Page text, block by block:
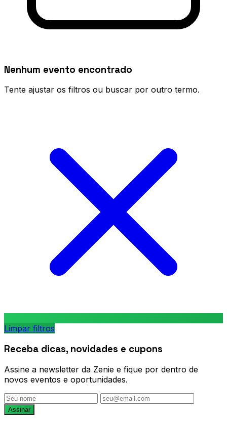
Nenhum evento encontrado
Tente ajustar os filtros ou buscar por outro termo.
Limpar filtros
Receba dicas, novidades e cupons
Assine a newsletter da Zenie e fique por dentro de
novos eventos e oportunidades.
Assinar